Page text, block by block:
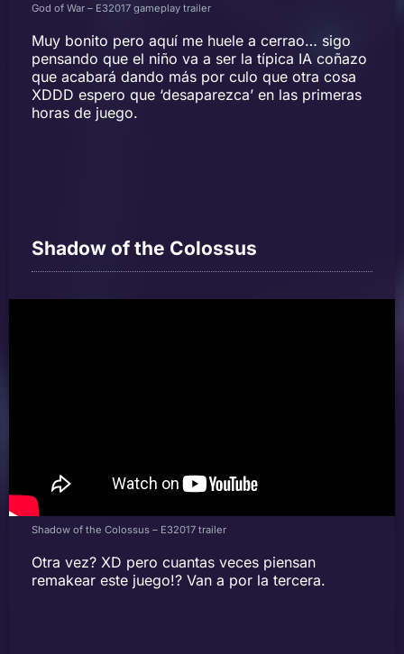
God of War – E32017 gameplay trailer
Muy bonito pero aquí me huele a cerrao… sigo
pensando que el niño va a ser la típica IA coñazo
que acabará dando más por culo que otra cosa
XDDD espero que ‘desaparezca’ en las primeras
horas de juego.
Shadow of the Colossus
Shadow of the Colossus – E32017 trailer
Otra vez? XD pero cuantas veces piensan
remakear este juego!? Van a por la tercera.